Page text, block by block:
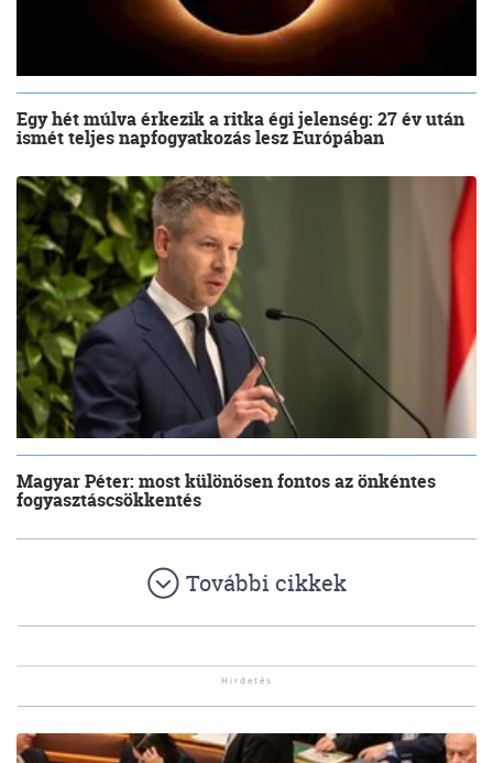
Egy hét múlva érkezik a ritka égi jelenség: 27 év után
ismét teljes napfogyatkozás lesz Európában
Magyar Péter: most különösen fontos az önkéntes
fogyasztáscsökkentés
További cikkek